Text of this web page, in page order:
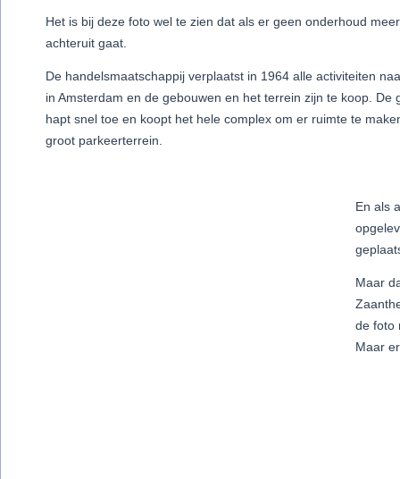
Het is bij deze foto wel te zien dat als er geen onderhoud
achteruit gaat.
De handelsmaatschappij verplaatst in 1964 alle activiteiten
in Amsterdam en de gebouwen en het terrein zijn te koop. De
hapt snel toe en koopt het hele complex om er ruimte te
groot parkeerterrein.
En als
Maar
de foto
Maar